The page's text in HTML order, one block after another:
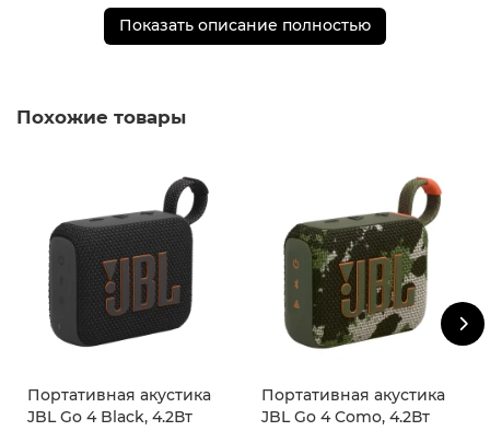
вечернего отдыха под звездами. Соедините две Go 4
для стереозвука или подключите несколько динамиков
и позвольте музыке перенести вас куда угодно.
Показать описание полностью
Похожие товары
Портативная акустика
JBL Go 4 Black, 4.2Вт
Портативная акустика
JBL Go 4 Como, 4.2Вт